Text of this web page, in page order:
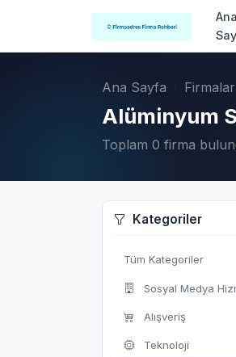
Ana
Ana Sayfa Firmalar
Alüminyum
Toplam 0 firma
Kategoriler
Tüm Kategoriler
Sosyal Medya
Alışveriş
Teknoloji